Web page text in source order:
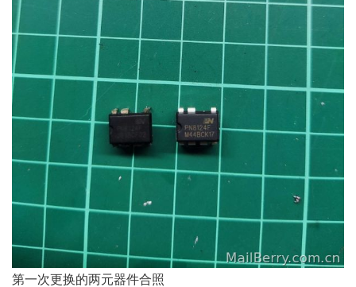
第一次更换的两元器件合照